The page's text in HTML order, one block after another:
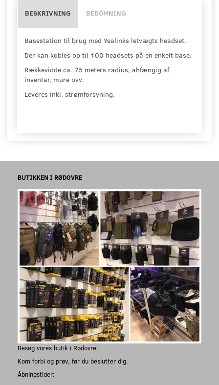
BESKRIVNING BEDÖMNING
Basestation til brug med Yealinks letvægts headset.
Der kan kobles op til 100 headsets på en enkelt base.
Rækkevidde ca. 75 meters radius, ahfængig af
inventar, mure osv.
Leveres inkl. strømforsyning.
BUTIKKEN I RØDOVRE
Besøg vores butik i Rødovre:
Kom forbi og prøv, før du beslutter dig.
Åbningstider: